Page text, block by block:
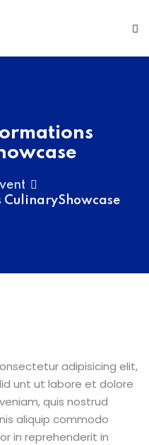
CulinaryShowcase
adipisicing elit,
unt ut labore et dolore
quis nostrud
aliquip commodo
in reprehenderit in